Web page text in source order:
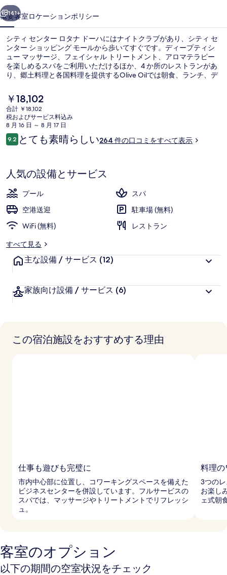
ロ
タ
ナ
ド
ー
ハ
の
写
真
ャ
ラ
リ
ー
次へ
141+
概要客室ロケーションポリシー
シティ センター ロタナ ドーハにはナイトクラブがあり、シティ セ
ンター ショッピング モールから歩いてすぐです。ディープティシ
ュー マッサージ、フェイシャル トリートメント、アロマテラピー
を楽しめるスパをご利用いただけるほか、4 か所のレストランがあ
り、郷土料理と各国料理を提供するOlive Oilでは朝食、ランチ、デ
設備には 3 つの屋外プール、プールサイドバー、および24 時間営
業のフィットネスクラブ (スタッフ常駐)があります。旅行者は親切
なスタッフを高く評価しています。付近の公共交通機関も充実して
います。DECC駅までは徒歩 9 分です。
現
在
の
料
金
は
す
￥18,102
合計 ￥18,102
税およびサービス料込み
8 月 16 日 ～ 8 月 17 日
口
コ
9.210段階中9.2
とても素晴らしい264 件の口コミをすべて表示
人気の設備とサービス
プール
スパ
空港送迎
駐車場 (無料)
WiFi (無料)
レストラン
すべて見る
主な設備 / サービス (12)
家族向け設備 / サービス (6)
この宿泊施設をおすすめする理由
仕事も遊びも完璧に
市内中心部に位置し、コワーキングスペースを備えた
ビジネスセンターを併設しています。フルサービスの
スパでは、マッサージやトリートメントでリフレッシ
ュ。
料理の
3つの
お楽し
ェ式朝
客室のオプション
以下の期間の空室状況をチェック